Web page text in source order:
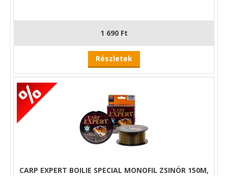
1 690 Ft
Részletek
CARP EXPERT BOILIE SPECIAL MONOFIL ZSINÓR 150M,